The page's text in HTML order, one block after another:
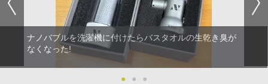
ナノバブルを洗濯機に付けたらバスタオルの生乾き臭が
なくなった!
● ● ●